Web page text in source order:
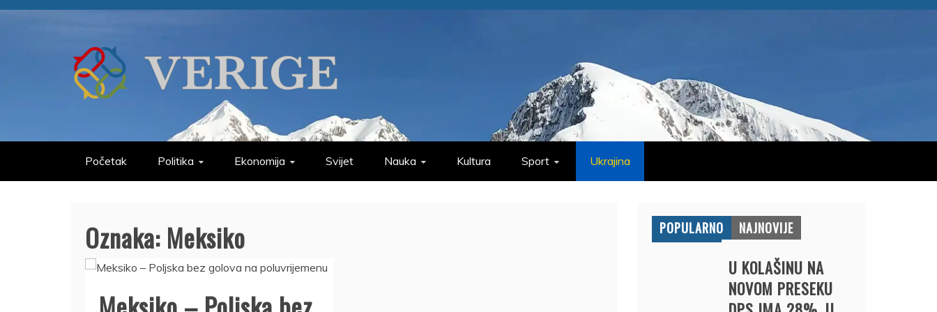
Skip
VERIGE
Početak Politika Ekonomija Svijet Nauka Kultura Sport Ukrajina
Oznaka: Meksiko
POPULARNO NAJNOVIJE
U KOLAŠINU NA
NOVOM PRESEKU